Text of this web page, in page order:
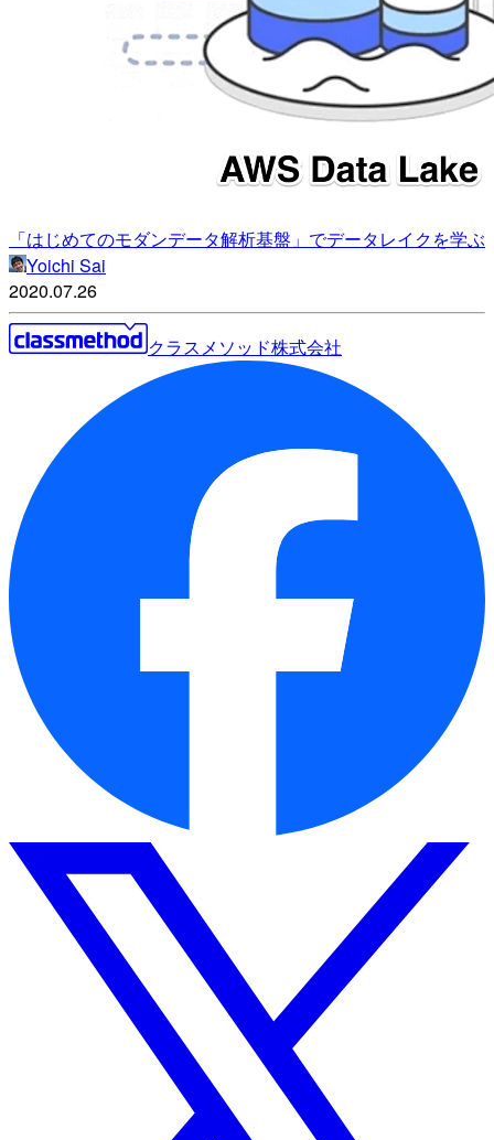
「はじめてのモダンデータ解析基盤」でデータレイクを学ぶ
Yoichi Sai
2020.07.26
クラスメソッド株式会社